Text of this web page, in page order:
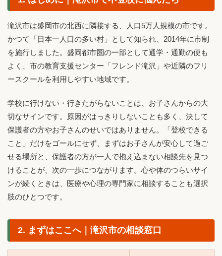
滝沢市は盛岡市の北西に隣接する、人口5万人規模の市です。
かつて「日本一人口の多い村」として知られ、2014年に市制
を施行しました。盛岡都市圏の一部として通学・通勤の便も
よく、市の教育支援センター「フレンド滝沢」や近隣のフリ
ースクールを利用しやすい地域です。
学校に行けない・行きたがらないことは、お子さんからの大
切なサインです。原因がはっきりしないことも多く、決して
保護者の方やお子さんのせいではありません。「登校できる
こと」だけをゴールにせず、まずはお子さんが安心して過ご
せる場所と、保護者の方が一人で抱え込まない相談先を見つ
けることが、次の一歩につながります。心や体のつらいサイ
ンが続くときは、医療や心理の専門家に相談することも選択
肢のひとつです。
2. まずはここへ｜滝沢市の相談窓口